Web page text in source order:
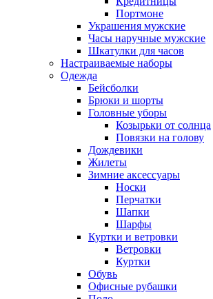
Портмоне
Украшения мужские
Часы наручные мужские
Шкатулки для часов
Настраиваемые наборы
Одежда
Бейсболки
Брюки и шорты
Головные уборы
Козырьки от солнца
Повязки на голову
Дождевики
Жилеты
Зимние аксессуары
Носки
Перчатки
Шапки
Шарфы
Куртки и ветровки
Ветровки
Куртки
Обувь
Офисные рубашки